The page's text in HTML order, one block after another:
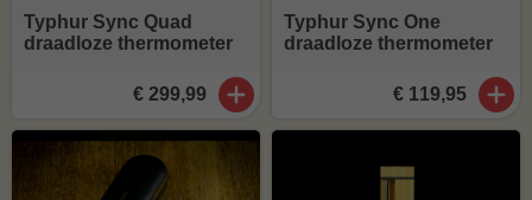
Typhur Sync Quad
draadloze thermometer
€ 299,99
Typhur Sync One
draadloze thermometer
€ 119,95